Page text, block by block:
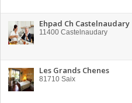
Ehpad Ch Castelnaudary
11400 Castelnaudary
Les Grands Chenes
81710 Saix